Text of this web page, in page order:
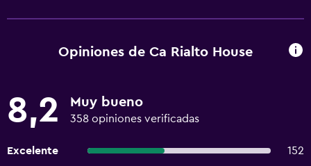
Opiniones de Ca Rialto House
8,2 Muy bueno
358 opiniones verificadas
Excelente
152